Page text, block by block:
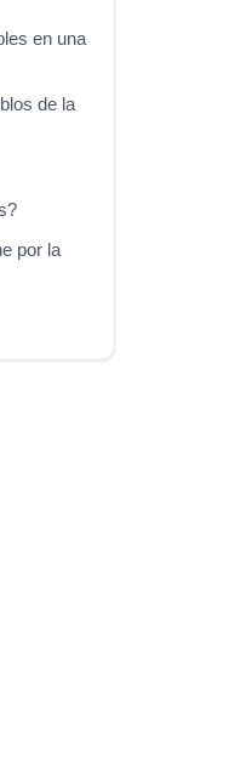
en una
de la
por la